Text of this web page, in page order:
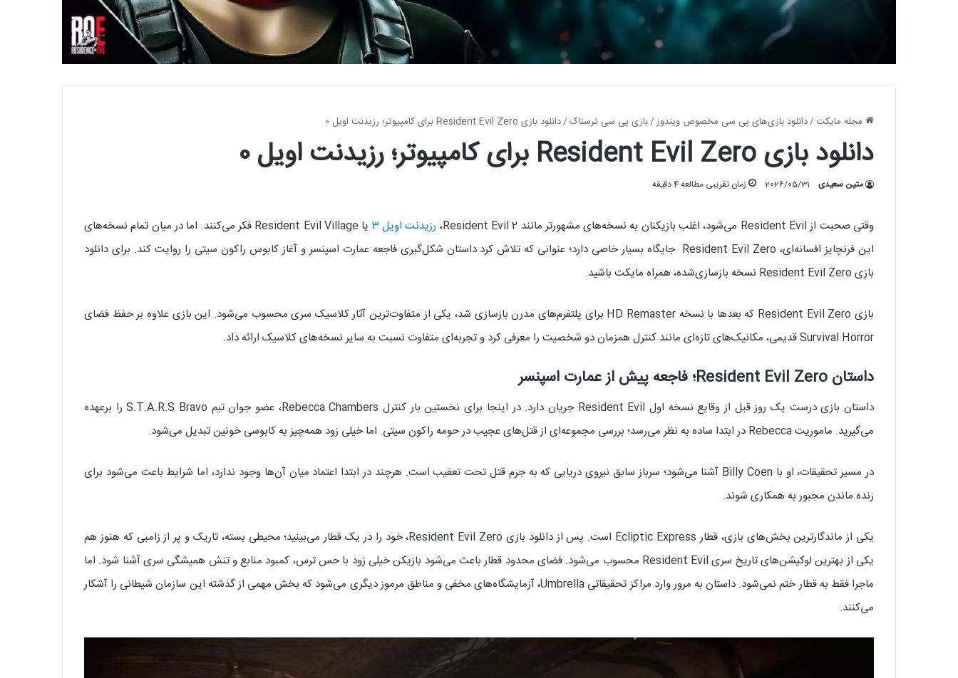
مجله مایکت /دانلود بازی‌های پی سی مخصوص ویندوز/بازی پی سی ترسناک/دانلود بازی Resident Evil Zero برای کامپیوتر؛ رزیدنت اویل 0
دانلود بازی Resident Evil Zero برای کامپیوتر؛ رزیدنت اویل 0
متین سعیدی 2026/05/31 زمان تقریبی مطالعه 4 دقیقه
وقتی صحبت از Resident Evil می‌شود، اغلب بازیکنان به نسخه‌های مشهورتر مانند Resident Evil 2، رزیدنت اویل 3
یا Resident Evil Village فکر می‌کنند. اما در میان تمام نسخه‌های
این فرنچایز افسانه‌ای، Resident Evil Zero جایگاه بسیار خاصی دارد؛ عنوانی که تلاش کرد داستان شکل‌گیری فاجعه عمارت اسپنسر و آغاز کابوس راکون سیتی را روایت کند. برای دانلود
بازی Resident Evil Zero نسخه بازسازی‌شده، همراه مایکت باشید.
بازی Resident Evil Zero که بعدها با نسخه HD Remaster برای پلتفرم‌های مدرن بازسازی شد، یکی از متفاوت‌ترین آثار کلاسیک سری محسوب می‌شود. این بازی علاوه بر حفظ فضای
Survival Horror قدیمی، مکانیک‌های تازه‌ای مانند کنترل همزمان دو شخصیت را معرفی کرد و تجربه‌ای متفاوت نسبت به سایر نسخه‌های کلاسیک ارائه داد.
داستان Resident Evil Zero؛ فاجعه پیش از عمارت اسپنسر
داستان بازی درست یک روز قبل از وقایع نسخه اول Resident Evil جریان دارد. در اینجا برای نخستین بار کنترل Rebecca Chambers، عضو جوان تیم S.T.A.R.S Bravo را برعهده
می‌گیرید. ماموریت Rebecca در ابتدا ساده به نظر می‌رسد؛ بررسی مجموعه‌ای از قتل‌های عجیب در حومه راکون سیتی. اما خیلی زود همه‌چیز به کابوسی خونین تبدیل می‌شود.
در مسیر تحقیقات، او با Billy Coen آشنا می‌شود؛ سرباز سابق نیروی دریایی که به جرم قتل تحت تعقیب است. هرچند در ابتدا اعتماد میان آن‌ها وجود ندارد، اما شرایط باعث می‌شود برای
زنده ماندن مجبور به همکاری شوند.
یکی از ماندگارترین بخش‌های بازی، قطار Ecliptic Express است. پس از دانلود بازی Resident Evil Zero، خود را در یک قطار می‌بینید؛ محیطی بسته، تاریک و پر از زامبی که هنوز هم
یکی از بهترین لوکیشن‌های تاریخ سری Resident Evil محسوب می‌شود. فضای محدود قطار باعث می‌شود بازیکن خیلی زود با حس ترس، کمبود منابع و تنش همیشگی سری آشنا شود. اما
ماجرا فقط به قطار ختم نمی‌شود. داستان به مرور وارد مراکز تحقیقاتی Umbrella، آزمایشگاه‌های مخفی و مناطق مرموز دیگری می‌شود که بخش مهمی از گذشته این سازمان شیطانی را آشکار
می‌کنند.